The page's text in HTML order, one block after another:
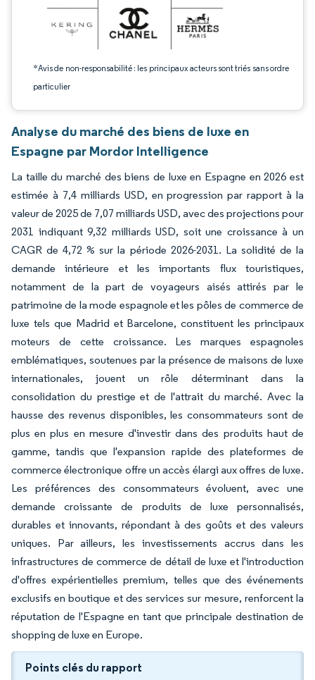
*Avis de non-responsabilité : les principaux acteurs sont triés sans ordre
particulier
Analyse du marché des biens de luxe en
Espagne par Mordor Intelligence
La taille du marché des biens de luxe en Espagne en 2026 est
estimée à 7,4 milliards USD, en progression par rapport à la
valeur de 2025 de 7,07 milliards USD, avec des projections pour
2031 indiquant 9,32 milliards USD, soit une croissance à un
CAGR de 4,72 % sur la période 2026-2031. La solidité de la
demande intérieure et les importants flux touristiques,
notamment de la part de voyageurs aisés attirés par le
patrimoine de la mode espagnole et les pôles de commerce de
luxe tels que Madrid et Barcelone, constituent les principaux
moteurs de cette croissance. Les marques espagnoles
emblématiques, soutenues par la présence de maisons de luxe
internationales, jouent un rôle déterminant dans la
consolidation du prestige et de l'attrait du marché. Avec la
hausse des revenus disponibles, les consommateurs sont de
plus en plus en mesure d'investir dans des produits haut de
gamme, tandis que l'expansion rapide des plateformes de
commerce électronique offre un accès élargi aux offres de luxe.
Les préférences des consommateurs évoluent, avec une
demande croissante de produits de luxe personnalisés,
durables et innovants, répondant à des goûts et des valeurs
uniques. Par ailleurs, les investissements accrus dans les
infrastructures de commerce de détail de luxe et l'introduction
d'offres expérientielles premium, telles que des événements
exclusifs en boutique et des services sur mesure, renforcent la
réputation de l'Espagne en tant que principale destination de
shopping de luxe en Europe.
Points clés du rapport